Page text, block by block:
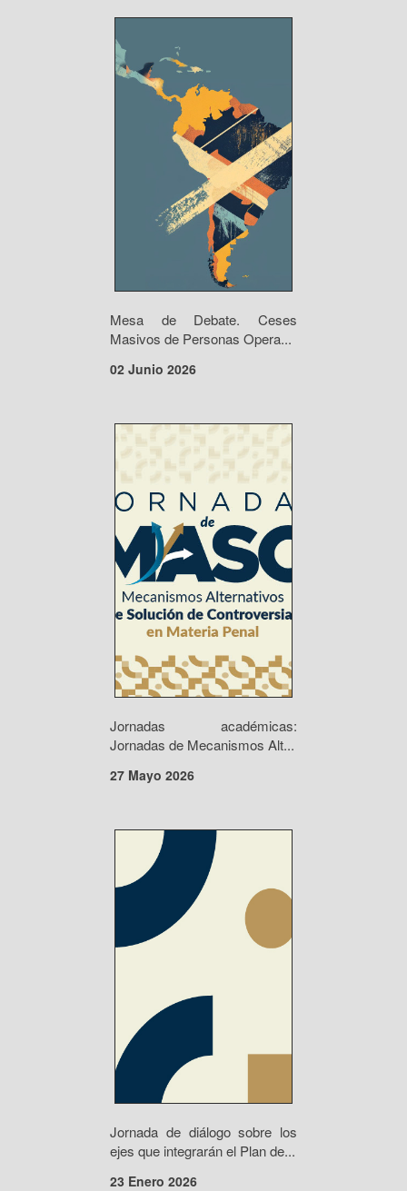
Mesa de Debate. Ceses
Masivos de Personas Opera...
02 Junio 2026
Jornadas académicas:
Jornadas de Mecanismos Alt...
27 Mayo 2026
Jornada de diálogo sobre los
ejes que integrarán el Plan de...
23 Enero 2026